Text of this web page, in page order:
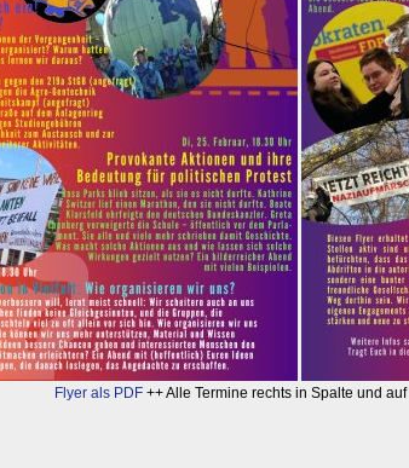
Flyer als PDF++ Alle Termine rechts in Spalte und auf